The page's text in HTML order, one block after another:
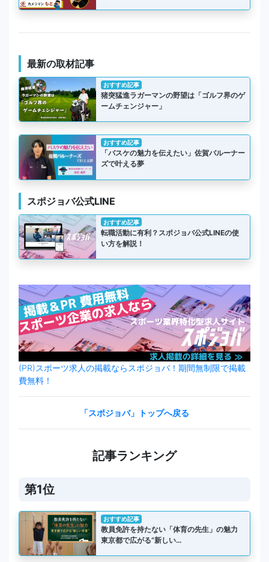
最新の取材記事
おすすめ記事
猪突猛進ラガーマンの野望は「ゴルフ界のゲ
ームチェンジャー」
おすすめ記事
「バスケの魅力を伝えたい」佐賀バルーナー
ズで叶える夢
スポジョバ公式LINE
おすすめ記事
転職活動に有利？スポジョバ公式LINEの使
い方を解説！
(PR)スポーツ求人の掲載ならスポジョバ！期間無制限で掲載
費無料！
「スポジョバ」トップへ戻る
記事ランキング
第1位
おすすめ記事
教員免許を持たない「体育の先生」の魅力
東京都で広がる“新しい…